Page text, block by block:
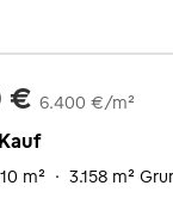
€ 6.400 €/m²
10 m² · 3.158 m²